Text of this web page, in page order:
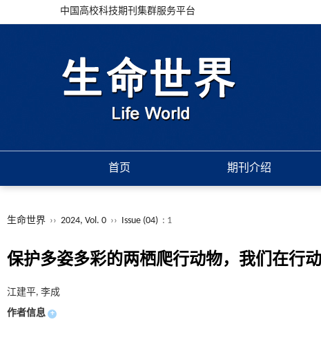
中国高校科技期刊集群服务平台
首页 期刊介绍
生命世界 ›› 2024, Vol. 0 ›› Issue (04) : 1
保护多姿多彩的两栖爬行动物，我们在行动
江建平, 李成
作者信息 +